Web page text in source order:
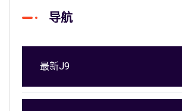
导航
最新J9